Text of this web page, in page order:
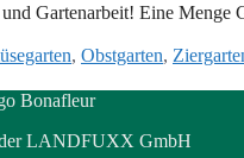
und Gartenarbeit! Eine
, Obstgarten,
LANDFUXX GmbH